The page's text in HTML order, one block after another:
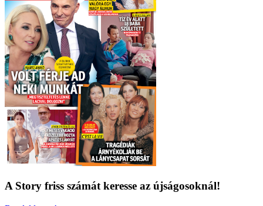
A Story friss számát keresse az újságosoknál!